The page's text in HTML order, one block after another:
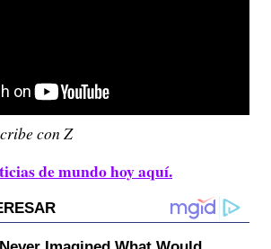
con Z
de mundo hoy aquí.